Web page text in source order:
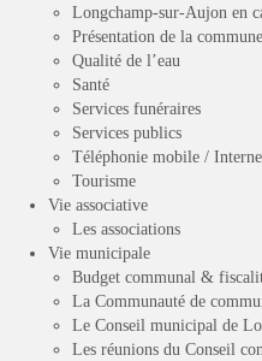
Longchamp-sur-Aujon en
Présentation de la commune
Qualité de l’eau
Santé
Services funéraires
Services publics
Téléphonie mobile /
Tourisme
Vie associative
Les associations
Vie municipale
Budget communal &
La Communauté de
Le Conseil municipal de
Les réunions du Conseil